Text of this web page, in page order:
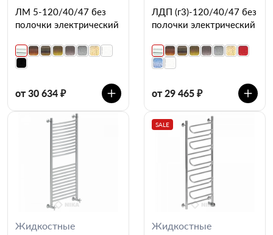
ЛМ 5-120/40/47 без
полочки электрический
от 30 634 ₽
ЛДП (г3)-120/40/47 без
полочки электрический
от 29 465 ₽
Жидкостные
SALE
Жидкостные